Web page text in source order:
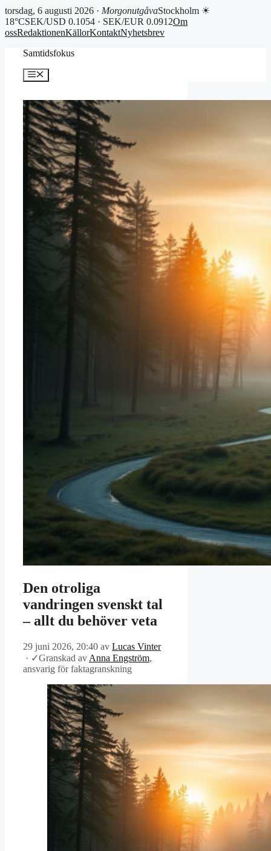
torsdag, 6 augusti 2026 · MorgonutgåvaStockholm ☀
18°CSEK/USD 0.1054 · SEK/EUR 0.0912Om
ossRedaktionenKällorKontaktNyhetsbrev
Samtidsfokus
Meny
Den otroliga
vandringen svenskt tal
– allt du behöver veta
29 juni 2026, 20:40 av Lucas Vinter
· ✓Granskad av Anna Engström,
ansvarig för faktagranskning